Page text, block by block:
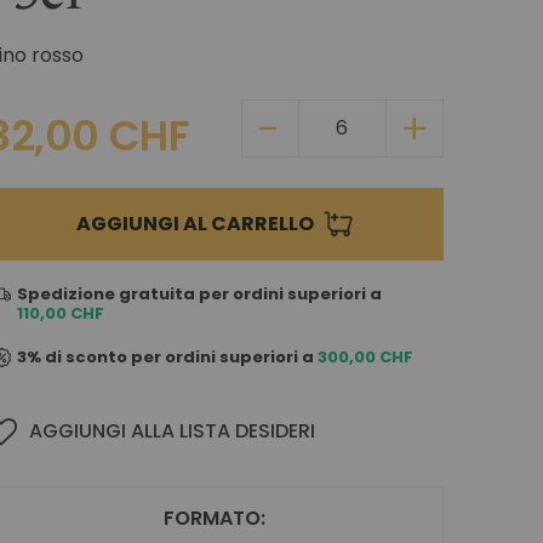
rosso
CHF
FORMATO
AGGIUNGI AL CARRELLO
Spedizione gratuita per ordini superiori a
110,00 CHF
3% di sconto per ordini superiori a300,00 CHF
AGGIUNGI ALLA LISTA DESIDERI